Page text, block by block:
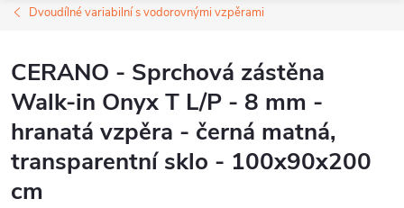
Dvoudílné variabilní s vodorovnými vzpěrami
CERANO - Sprchová zástěna
Walk-in Onyx T L/P - 8 mm -
hranatá vzpěra - černá matná,
transparentní sklo - 100x90x200
cm